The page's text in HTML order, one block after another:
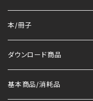
本/冊子
ダウンロード商品
基本商品/消耗品